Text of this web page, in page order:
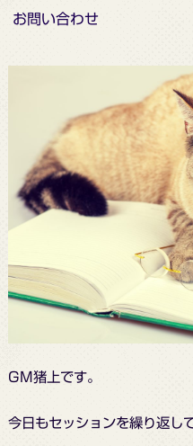
お問い合わせ
GM猪上です。
今日もセッションを繰り返し